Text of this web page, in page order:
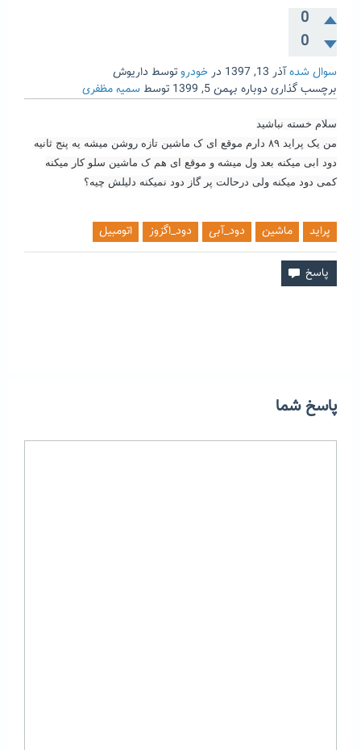
0
0
سوال شدهآذر 13, 1397 درخودروتوسط داريوش
برچسب گذاری دوباره بهمن 5, 1399 توسط سمیه مظفری
سلام خسته نباشید
من یک پراید ٨٩ دارم موقع ای ک ماشین تازه روشن میشه یه پنج ثانیه
دود ابی میکنه بعد ول میشه و موقع ای هم ک ماشین سلو کار میکنه
کمی دود میکنه ولی درحالت پر گاز دود نمیکنه دلیلش چیه؟
پراید ماشین دود_آبی دود_اگزوز اتومبیل
پاسخ شما